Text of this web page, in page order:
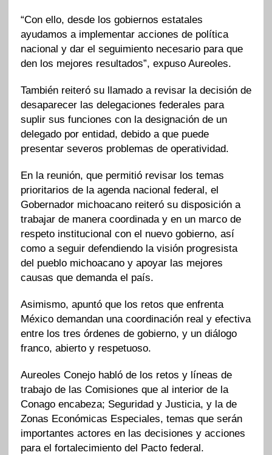
“Con ello, desde los gobiernos estatales
ayudamos a implementar acciones de política
nacional y dar el seguimiento necesario para que
den los mejores resultados”, expuso Aureoles.
También reiteró su llamado a revisar la decisión de
desaparecer las delegaciones federales para
suplir sus funciones con la designación de un
delegado por entidad, debido a que puede
presentar severos problemas de operatividad.
En la reunión, que permitió revisar los temas
prioritarios de la agenda nacional federal, el
Gobernador michoacano reiteró su disposición a
trabajar de manera coordinada y en un marco de
respeto institucional con el nuevo gobierno, así
como a seguir defendiendo la visión progresista
del pueblo michoacano y apoyar las mejores
causas que demanda el país.
Asimismo, apuntó que los retos que enfrenta
México demandan una coordinación real y efectiva
entre los tres órdenes de gobierno, y un diálogo
franco, abierto y respetuoso.
Aureoles Conejo habló de los retos y líneas de
trabajo de las Comisiones que al interior de la
Conago encabeza; Seguridad y Justicia, y la de
Zonas Económicas Especiales, temas que serán
importantes actores en las decisiones y acciones
para el fortalecimiento del Pacto federal.